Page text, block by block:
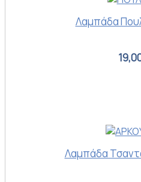
Λαμπάδα
Λαμπάδα